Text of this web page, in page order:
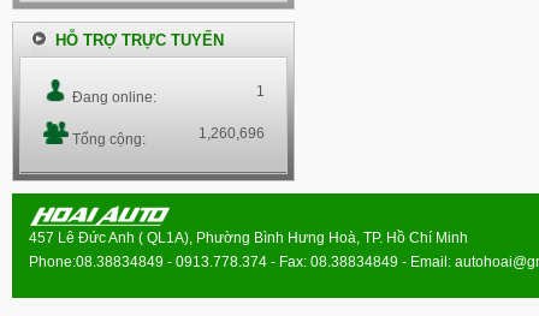
HỖ TRỢ TRỰC TUYẾN
Đang online: 1
Tổng cộng: 1,260,696
457 Lê Đức Anh ( QL1A), Phường Bình Hưng Hoà, TP. Hồ Chí Minh
Phone:08.38834849 - 0913.778.374 - Fax: 08.38834849 - Email: